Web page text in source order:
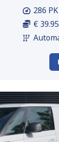
286 PK
€